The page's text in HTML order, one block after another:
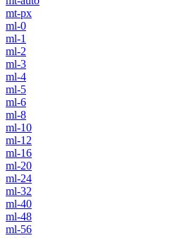
mt-px
ml-0
ml-1
ml-2
ml-3
ml-4
ml-5
ml-6
ml-8
ml-10
ml-12
ml-16
ml-20
ml-24
ml-32
ml-40
ml-48
ml-56